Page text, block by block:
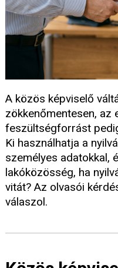
A közös képviselő
zökkenőmentesen, az
feszültségforrást
Ki használhatja a
személyes adatokkal,
lakóközösség, ha
vitát? Az olvasói
válaszol.